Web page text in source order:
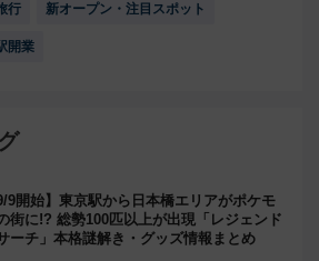
行 新オープン・注目スポット
開業
9/9開始】東京駅から日本橋エリアがポケモ
街に!? 総勢100匹以上が出現「レジェンド
ーチ」本格謎解き・グッズ情報まとめ